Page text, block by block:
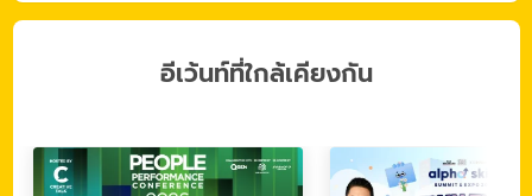
อีเว้นท์ที่ใกล้เคียงกัน